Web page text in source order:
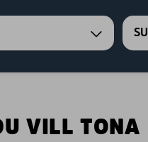
VILL TONA